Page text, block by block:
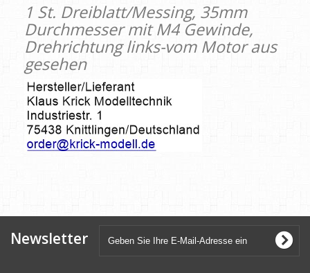
1 St. Dreiblatt/Messing, 35mm
Durchmesser mit M4 Gewinde,
Drehrichtung links-vom Motor aus
gesehen
Newsletter